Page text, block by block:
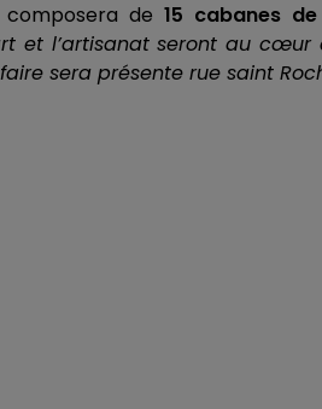
de 15 cabanes
et l’artisanat seront au cœur
sera présente rue saint